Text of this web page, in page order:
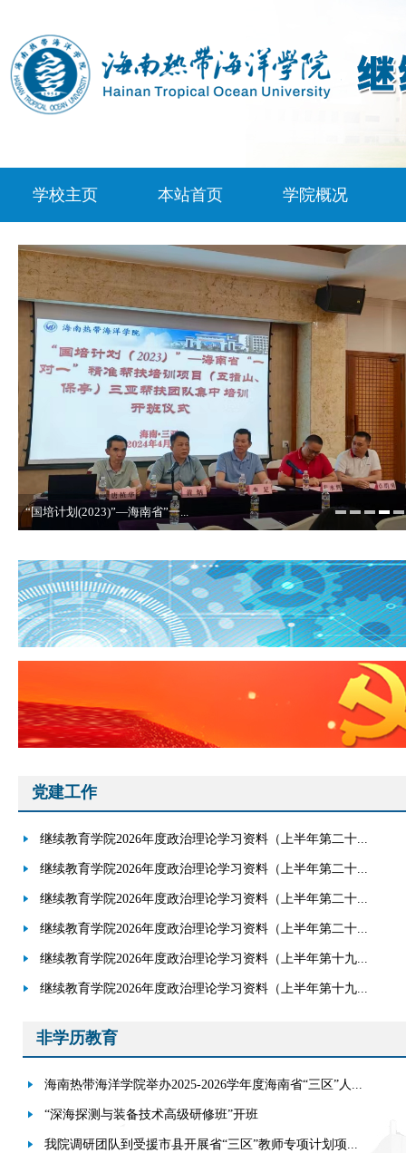
学校主页 本站首页 学院概况
“国培计划(2023)”—海南省”一...
党建工作
继续教育学院2026年度政治理论学习资料（上半年第二十...
继续教育学院2026年度政治理论学习资料（上半年第二十...
继续教育学院2026年度政治理论学习资料（上半年第二十...
继续教育学院2026年度政治理论学习资料（上半年第二十...
继续教育学院2026年度政治理论学习资料（上半年第十九...
继续教育学院2026年度政治理论学习资料（上半年第十九...
非学历教育
海南热带海洋学院举办2025-2026学年度海南省“三区”人...
“深海探测与装备技术高级研修班”开班
我院调研团队到受援市县开展省“三区”教师专项计划项...